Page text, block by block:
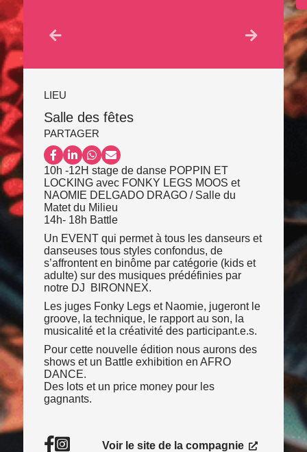
LIEU
Salle des fêtes
PARTAGER
Partager sur Facebook
Partager sur LinkedIn
Partager sur WhatsApp
Partager par email
10h -12H stage de danse POPPIN ET
LOCKING avec FONKY LEGS MOOS et
NAOMIE DELGADO DRAGO / Salle du
Matet du Milieu
14h- 18h Battle
Un EVENT qui permet à tous les danseurs et
danseuses tous styles confondus, de
s’affrontent en binôme par catégorie (kids et
adulte) sur des musiques prédéfinies par
notre DJ BIRONNEX.
Les juges Fonky Legs et Naomie, jugeront le
groove, la technique, le rapport au son, la
musicalité et la créativité des participant.e.s.
Pour cette nouvelle édition nous aurons des
shows et un Battle exhibition en AFRO
DANCE.
Des lots et un price money pour les
gagnants.
Facebook
InstagramConsulter le site
Voir le site de la compagnie